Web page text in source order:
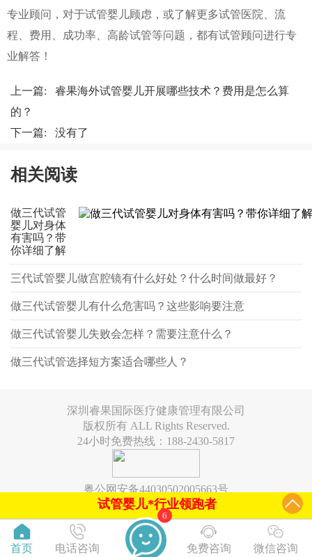
专业顾问，对于试管婴儿顾虑，或了解更多试管医院、流
程、费用、成功率、高龄试管等问题，都有试管顾问进行专
业解答！
上一篇: 睿果海外试管婴儿开展哪些技术？费用是怎么算
的？
下一篇: 没有了
相关阅读
做三代试管
婴儿对身体
有害吗？带
你详细了解
三代试管婴儿做宫腔镜有什么好处？什么时间做最好？
做三代试管婴儿有什么危害吗？这些影响要注意
做三代试管婴儿失败会怎样？需要注意什么？
做三代试管选择短方案适合哪些人？
深圳睿果国际医疗健康管理有限公司
版权所有 ALL Rights Reserved.
24小时免费热线：188-2430-5817
粤公网安备44030502005663号
试管婴儿*行业领跑者
首页 电话咨询
6
免费咨询 微信咨询